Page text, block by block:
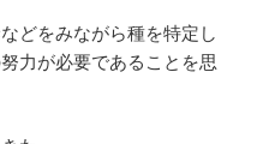
どをみながら種を特定し
力が必要であることを思